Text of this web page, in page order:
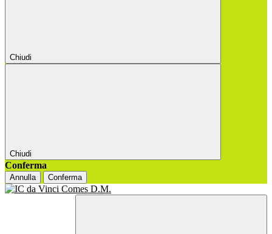
Chiudi
Chiudi
Conferma
Annulla Conferma